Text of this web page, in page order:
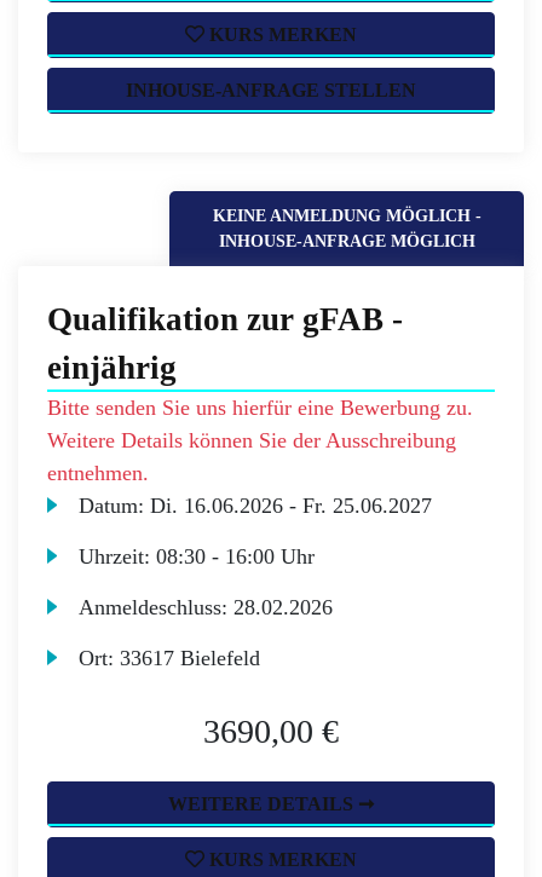
KURS MERKEN
INHOUSE-ANFRAGE STELLEN
KEINE ANMELDUNG MÖGLICH -
INHOUSE-ANFRAGE MÖGLICH
Qualifikation zur gFAB -
einjährig
Bitte senden Sie uns hierfür eine Bewerbung zu.
Weitere Details können Sie der Ausschreibung
entnehmen.
Datum:Di. 16.06.2026 -Fr. 25.06.2027
Uhrzeit:08:30 - 16:00 Uhr
Anmeldeschluss:28.02.2026
Ort:33617 Bielefeld
3690,00 €
WEITERE DETAILS ➞
KURS MERKEN